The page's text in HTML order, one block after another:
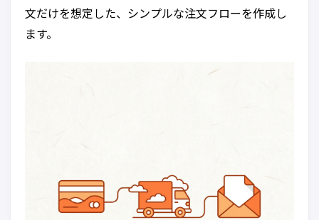
文だけを想定した、シンプルな注文フローを作成し
ます。